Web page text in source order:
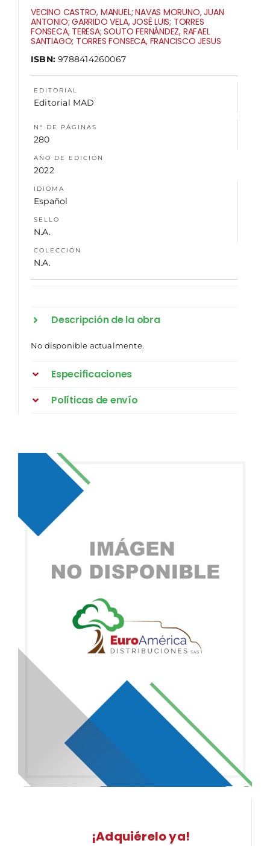
NOSOTROS
VECINO CASTRO, MANUEL; NAVAS MORUNO, JUAN
ANTONIO; GARRIDO VELA, JOSÉ LUIS; TORRES
FONSECA, TERESA; SOUTO FERNÁNDEZ, RAFAEL
SANTIAGO; TORRES FONSECA, FRANCISCO JESUS
ISBN:9788414260067
EDITORIAL
Editorial MAD
N° DE PÁGINAS
280
AÑO DE EDICIÓN
2022
IDIOMA
Español
SELLO
N.A.
COLECCIÓN
N.A.
Descripción de la obra
No disponible actualmente.
Especificaciones
Políticas de envío
¡Adquiérelo ya!